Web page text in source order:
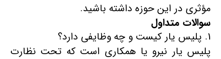
مؤثری در این حوزه داشته باشید.
سوالات متداول
پلیس یار کیست و چه وظایفی دارد؟
پلیس یار نیرو یا همکاری است که تحت نظارت